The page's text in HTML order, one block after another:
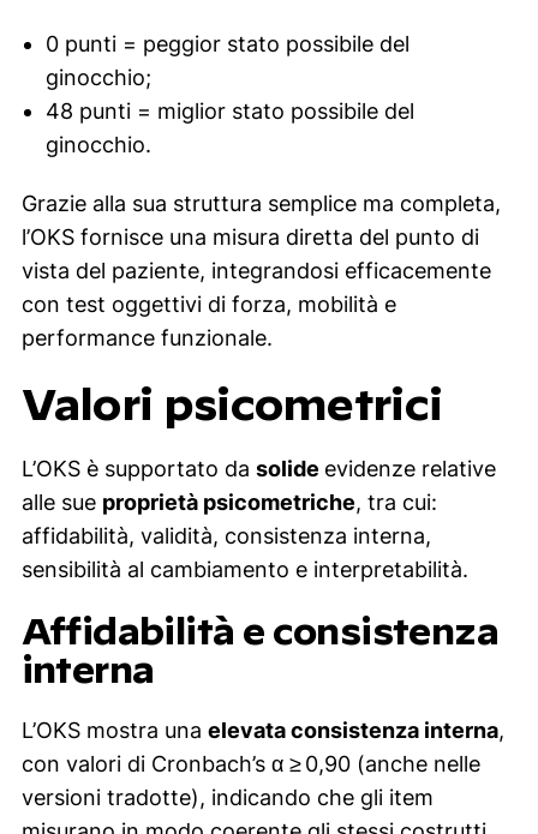
0 punti = peggior stato possibile del
ginocchio;
48 punti = miglior stato possibile del
ginocchio.
Grazie alla sua struttura semplice ma completa,
l’OKS fornisce una misura diretta del punto di
vista del paziente, integrandosi efficacemente
con test oggettivi di forza, mobilità e
performance funzionale.
Valori psicometrici
L’OKS è supportato da solide evidenze relative
alle sue proprietà psicometriche, tra cui:
affidabilità, validità, consistenza interna,
sensibilità al cambiamento e interpretabilità.
Affidabilità e consistenza
interna
L’OKS mostra una elevata consistenza interna,
con valori di Cronbach’s α ≥ 0,90 (anche nelle
versioni tradotte), indicando che gli item